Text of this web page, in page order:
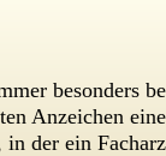
besonders
Anzeichen
der ein